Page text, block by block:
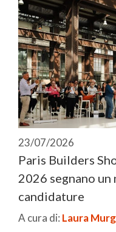
23/07/2026
Paris Builders
2026 segnano
candidature
A cura di: Laura